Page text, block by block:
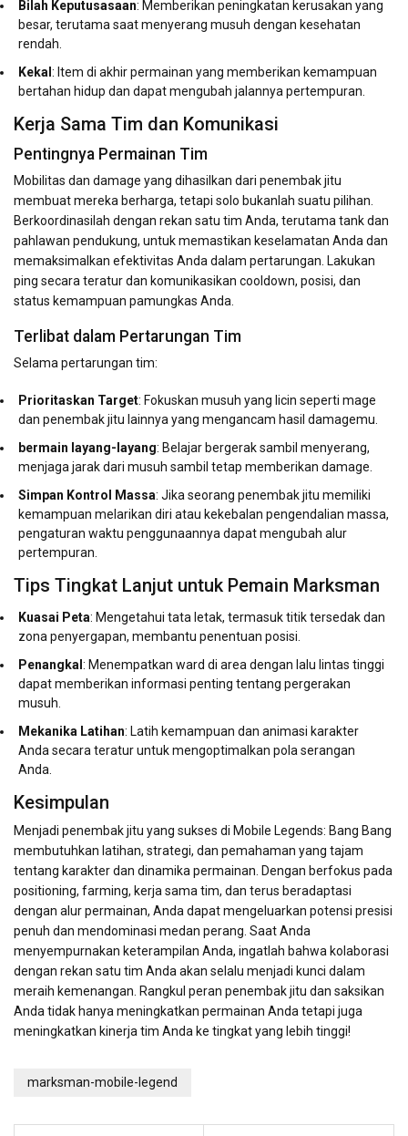
Bilah Keputusasaan: Memberikan peningkatan kerusakan yang
besar, terutama saat menyerang musuh dengan kesehatan
rendah.
Kekal : Item di akhir permainan yang memberikan kemampuan
bertahan hidup dan dapat mengubah jalannya pertempuran.
Kerja Sama Tim dan Komunikasi
Pentingnya Permainan Tim
Mobilitas dan damage yang dihasilkan dari penembak jitu
membuat mereka berharga, tetapi solo bukanlah suatu pilihan.
Berkoordinasilah dengan rekan satu tim Anda, terutama tank dan
pahlawan pendukung, untuk memastikan keselamatan Anda dan
memaksimalkan efektivitas Anda dalam pertarungan. Lakukan
ping secara teratur dan komunikasikan cooldown, posisi, dan
status kemampuan pamungkas Anda.
Terlibat dalam Pertarungan Tim
Selama pertarungan tim:
Prioritaskan Target: Fokuskan musuh yang licin seperti mage
dan penembak jitu lainnya yang mengancam hasil damagemu.
bermain layang-layang: Belajar bergerak sambil menyerang,
menjaga jarak dari musuh sambil tetap memberikan damage.
Simpan Kontrol Massa: Jika seorang penembak jitu memiliki
kemampuan melarikan diri atau kekebalan pengendalian massa,
pengaturan waktu penggunaannya dapat mengubah alur
pertempuran.
Tips Tingkat Lanjut untuk Pemain Marksman
Kuasai Peta: Mengetahui tata letak, termasuk titik tersedak dan
zona penyergapan, membantu penentuan posisi.
Penangkal : Menempatkan ward di area dengan lalu lintas tinggi
dapat memberikan informasi penting tentang pergerakan
musuh.
Mekanika Latihan: Latih kemampuan dan animasi karakter
Anda secara teratur untuk mengoptimalkan pola serangan
Anda.
Kesimpulan
Menjadi penembak jitu yang sukses di Mobile Legends: Bang Bang
membutuhkan latihan, strategi, dan pemahaman yang tajam
tentang karakter dan dinamika permainan. Dengan berfokus pada
positioning, farming, kerja sama tim, dan terus beradaptasi
dengan alur permainan, Anda dapat mengeluarkan potensi presisi
penuh dan mendominasi medan perang. Saat Anda
menyempurnakan keterampilan Anda, ingatlah bahwa kolaborasi
dengan rekan satu tim Anda akan selalu menjadi kunci dalam
meraih kemenangan. Rangkul peran penembak jitu dan saksikan
Anda tidak hanya meningkatkan permainan Anda tetapi juga
meningkatkan kinerja tim Anda ke tingkat yang lebih tinggi!
marksman-mobile-legend